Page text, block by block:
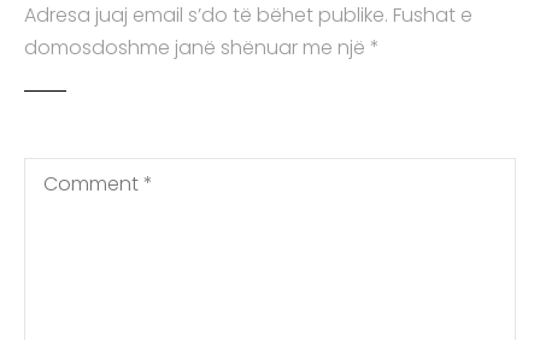
Leksioni1.8 Shumformësia …
Trajner/e
Kategoritë
WEB
Adresa juaj email s’do të bëhet publike. Fushat e
domosdoshme janë shënuar me një *